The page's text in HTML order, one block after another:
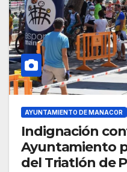
AYUNTAMIENTO DE MANACOR
Indignación
Ayuntamiento
del Triatlón de